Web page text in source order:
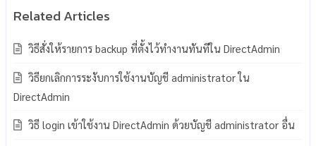
วิธีสั่งให้รายการ backup ที่ตั้งไว้ทำงานทันทีใน DirectAdmin
วิธียกเลิกการระงับการใช้งานบัญชี administrator ใน
DirectAdmin
วิธี login เข้าใช้งาน DirectAdmin ด้วยบัญชี administrator อื่น